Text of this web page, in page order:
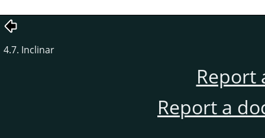
4.7. Inclinar
Report
Report a